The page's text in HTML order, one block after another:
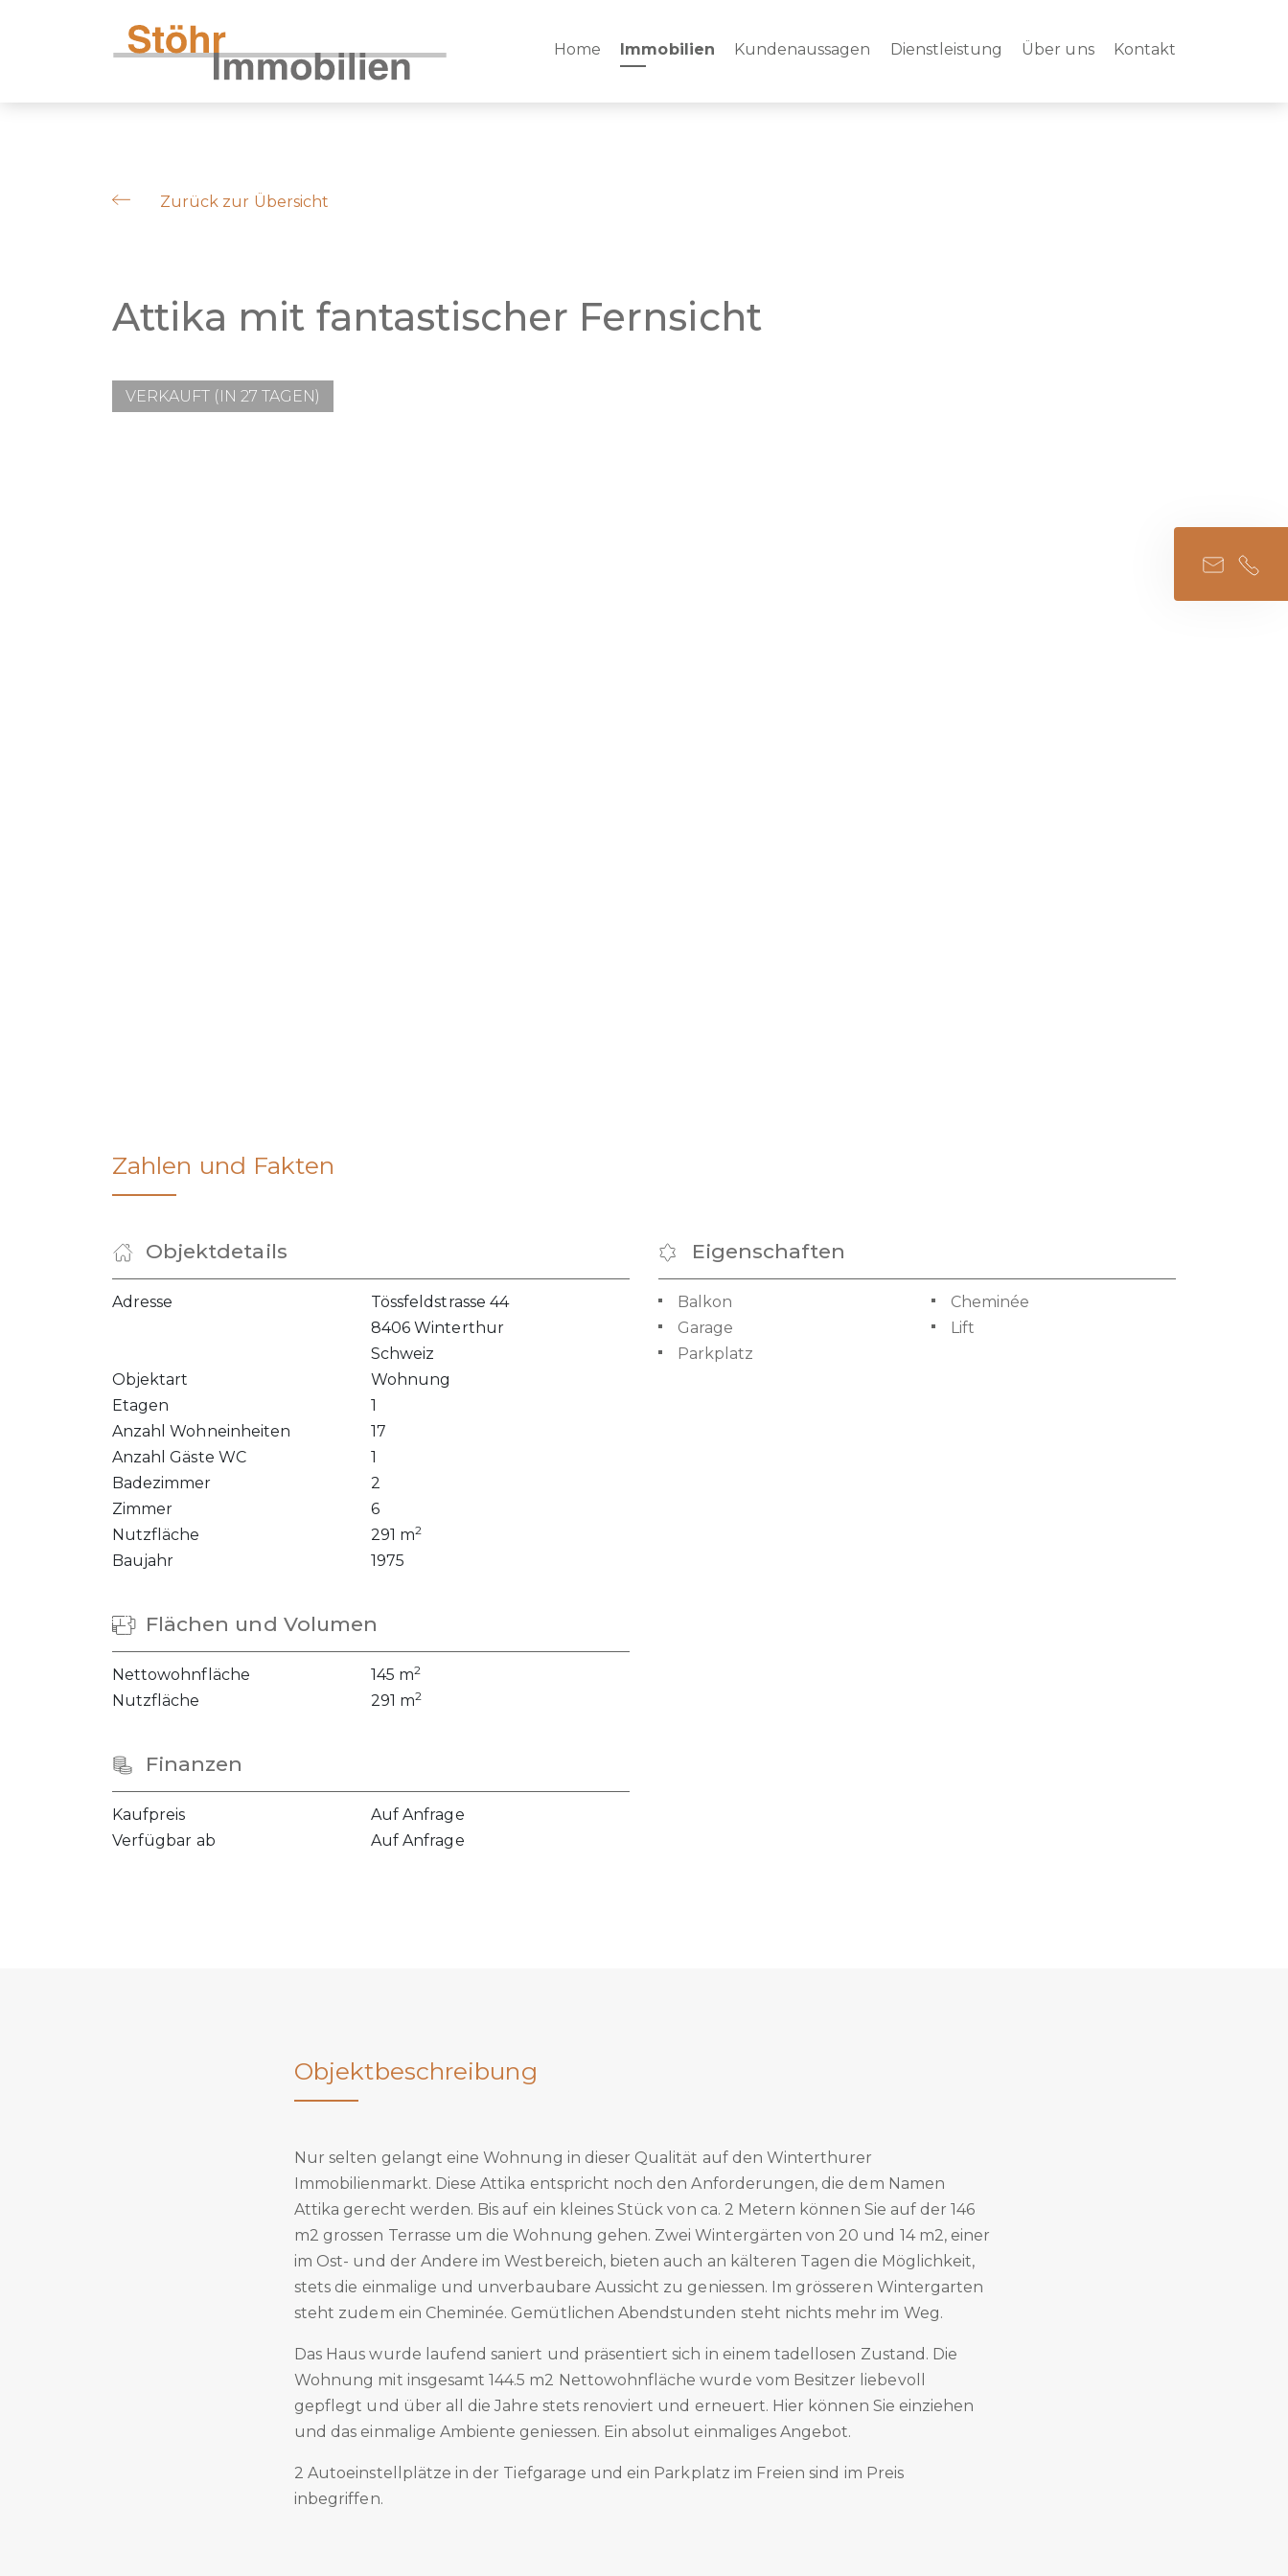
Home Immobilien Kundenaussagen Dienstleistung Über uns Kontakt
Zurück zur Übersicht
Attika mit fantastischer Fernsicht
VERKAUFT (IN 27 TAGEN)
Zahlen und Fakten
Objektdetails
Adresse
Tössfeldstrasse 44
8406 Winterthur
Schweiz
Objektart
Wohnung
Etagen
1
Anzahl Wohneinheiten
17
Anzahl Gäste WC
1
Badezimmer
2
Zimmer
6
Nutzfläche
291 m2
Baujahr 1975
Flächen und Volumen
Nettowohnfläche 145 m2
Nutzfläche 291 m2
Finanzen
Kaufpreis
Auf Anfrage
Verfügbar ab
Auf Anfrage
Eigenschaften
Balkon
Cheminée
Garage
Lift
Parkplatz
Objektbeschreibung
Nur selten gelangt eine Wohnung in dieser Qualität auf den Winterthurer
Immobilienmarkt. Diese Attika entspricht noch den Anforderungen, die dem Namen
Attika gerecht werden. Bis auf ein kleines Stück von ca. 2 Metern können Sie auf der 146
m2 grossen Terrasse um die Wohnung gehen. Zwei Wintergärten von 20 und 14 m2, einer
im Ost- und der Andere im Westbereich, bieten auch an kälteren Tagen die Möglichkeit,
stets die einmalige und unverbaubare Aussicht zu geniessen. Im grösseren Wintergarten
steht zudem ein Cheminée. Gemütlichen Abendstunden steht nichts mehr im Weg.
Das Haus wurde laufend saniert und präsentiert sich in einem tadellosen Zustand. Die
Wohnung mit insgesamt 144.5 m2 Nettowohnfläche wurde vom Besitzer liebevoll
gepflegt und über all die Jahre stets renoviert und erneuert. Hier können Sie einziehen
und das einmalige Ambiente geniessen. Ein absolut einmaliges Angebot.
2 Autoeinstellplätze in der Tiefgarage und ein Parkplatz im Freien sind im Preis
inbegriffen.